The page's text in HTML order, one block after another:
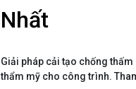
Nhất
Giải pháp cải tạo chống
thẩm mỹ cho công trình.